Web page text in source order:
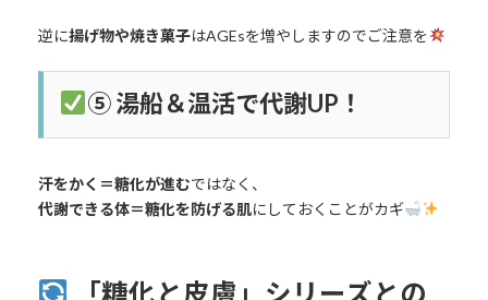
逆に揚げ物や焼き菓子はAGEsを増やしますのでご注意を
⑤ 湯船＆温活で代謝UP！
汗をかく＝糖化が進むではなく、
代謝できる体＝糖化を防げる肌にしておくことがカギ
「糖化と皮膚」シリーズとの